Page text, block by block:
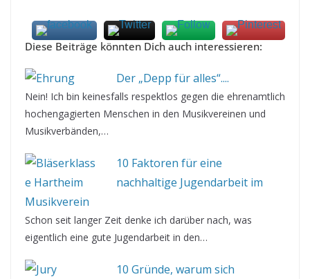
Diese Beiträge könnten Dich auch interessieren:
Der „Depp für alles“....
Nein! Ich bin keinesfalls respektlos gegen die ehrenamtlich
hochengagierten Menschen in den Musikvereinen und
Musikverbänden,…
10 Faktoren für eine
nachhaltige Jugendarbeit im
Musikverein
Schon seit langer Zeit denke ich darüber nach, was
eigentlich eine gute Jugendarbeit in den…
10 Gründe, warum sich